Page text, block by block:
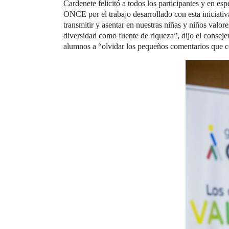
Cardenete felicitó a todos los participantes y en
ONCE por el trabajo desarrollado con esta
transmitir y asentar en nuestras niñas y niños
diversidad como fuente de riqueza”, dijo el
alumnos a “olvidar los pequeños comentarios que